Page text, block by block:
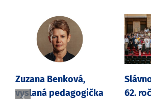
Zuzana Benková,
vyslaná pedagogička
62.